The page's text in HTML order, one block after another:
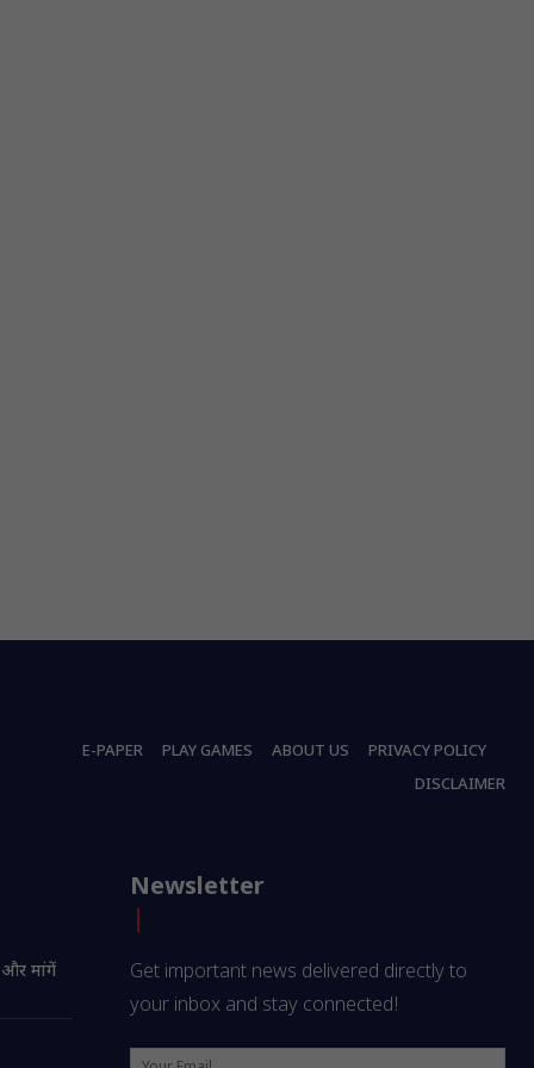
E-PAPER PLAY GAMES ABOUT US
PRIVACY POLICY
DISCLAIMER
और मांगें
Newsletter
Get important news delivered directly to
your inbox and stay connected!